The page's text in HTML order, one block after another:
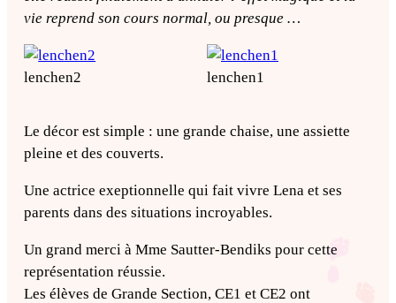
vie reprend son cours normal, ou presque …
lenchen2 lenchen1
Le décor est simple : une grande chaise, une assiette
pleine et des couverts.
Une actrice exeptionnelle qui fait vivre Lena et ses
parents dans des situations incroyables.
Un grand merci à Mme Sautter-Bendiks pour cette
représentation réussie.
Les élèves de Grande Section, CE1 et CE2 ont